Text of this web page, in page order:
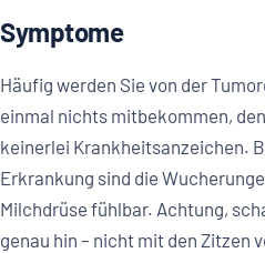
Symptome
Häufig werden Sie von der
einmal nichts mitbekommen,
keinerlei Krankheitsanzeichen.
Erkrankung sind die
Milchdrüse fühlbar. Achtung,
genau hin – nicht mit den Zitzen